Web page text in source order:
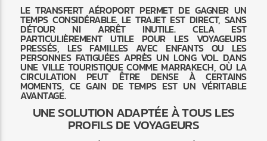
LE TRANSFERT AÉROPORT PERMET DE GAGNER UN
TEMPS CONSIDÉRABLE. LE TRAJET EST DIRECT, SANS
DÉTOUR NI ARRÊT INUTILE. CELA EST
PARTICULIÈREMENT UTILE POUR LES VOYAGEURS
PRESSÉS, LES FAMILLES AVEC ENFANTS OU LES
PERSONNES FATIGUÉES APRÈS UN LONG VOL. DANS
UNE VILLE TOURISTIQUE COMME MARRAKECH, OÙ LA
CIRCULATION PEUT ÊTRE DENSE À CERTAINS
MOMENTS, CE GAIN DE TEMPS EST UN VÉRITABLE
AVANTAGE.
UNE SOLUTION ADAPTÉE À TOUS LES
PROFILS DE VOYAGEURS